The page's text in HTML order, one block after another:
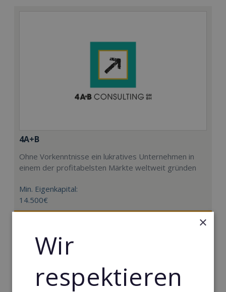
4A+B
Ohne Vorkenntnisse ein lukratives Unternehmen in
einem der profitabelsten Märkte weltweit gründen
Min. Eigenkapital:
14.500€
×
Wir
respektieren